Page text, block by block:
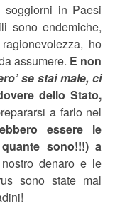
soggiorni in Paesi
sono endemiche,
ho
assumere. E non
se stai male, ci
dello Stato,
a farlo nel
essere le
sono!!!) a
denaro e le
sono state mal